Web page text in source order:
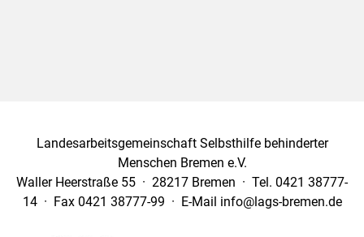
Landesarbeitsgemeinschaft Selbsthilfe behinderter
Menschen Bremen e.V.
Waller Heerstraße 55 · 28217 Bremen · Tel. 0421 38777-
14 · Fax 0421 38777-99 · E-Mail info@lags-bremen.de